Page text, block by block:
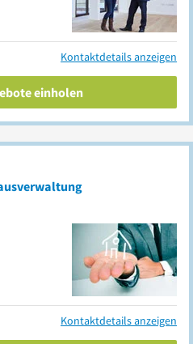
Kontaktdetails anzeigen
einholen
Kontaktdetails anzeigen